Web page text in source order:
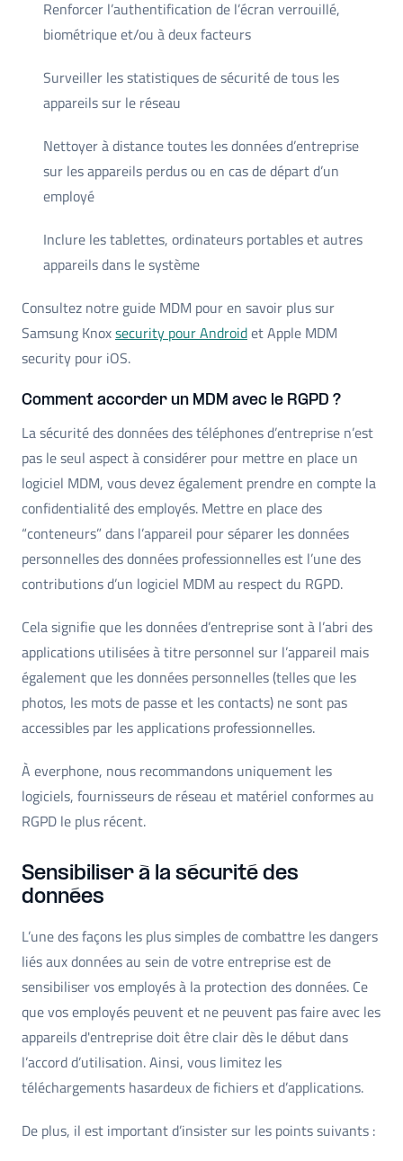
Renforcer l’authentification de l’écran verrouillé,
biométrique et/ou à deux facteurs
Surveiller les statistiques de sécurité de tous les
appareils sur le réseau
Nettoyer à distance toutes les données d’entreprise
sur les appareils perdus ou en cas de départ d’un
employé
Inclure les tablettes, ordinateurs portables et autres
appareils dans le système
Consultez notre guide MDM pour en savoir plus sur
Samsung Knoxsecurity pour Androidet Apple MDM
security pour iOS.
Comment accorder un MDM avec le RGPD ?
La sécurité des données des téléphones d’entreprise n’est
pas le seul aspect à considérer pour mettre en place un
logiciel MDM, vous devez également prendre en compte la
confidentialité des employés. Mettre en place des
“conteneurs” dans l’appareil pour séparer les données
personnelles des données professionnelles est l’une des
contributions d’un logiciel MDM au respect du RGPD.
Cela signifie que les données d’entreprise sont à l’abri des
applications utilisées à titre personnel sur l’appareil mais
également que les données personnelles (telles que les
photos, les mots de passe et les contacts) ne sont pas
accessibles par les applications professionnelles.
À everphone, nous recommandons uniquement les
logiciels, fournisseurs de réseau et matériel conformes au
RGPD le plus récent.
Sensibiliser à la sécurité des
données
L’une des façons les plus simples de combattre les dangers
liés aux données au sein de votre entreprise est de
sensibiliser vos employés à la protection des données. Ce
que vos employés peuvent et ne peuvent pas faire avec les
appareils d'entreprise doit être clair dès le début dans
l’accord d’utilisation. Ainsi, vous limitez les
téléchargements hasardeux de fichiers et d’applications.
De plus, il est important d’insister sur les points suivants :